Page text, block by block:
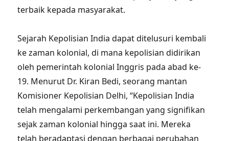
terbaik kepada masyarakat.
Sejarah Kepolisian India dapat ditelusuri kembali
ke zaman kolonial, di mana kepolisian didirikan
oleh pemerintah kolonial Inggris pada abad ke-
19. Menurut Dr. Kiran Bedi, seorang mantan
Komisioner Kepolisian Delhi, “Kepolisian India
telah mengalami perkembangan yang signifikan
sejak zaman kolonial hingga saat ini. Mereka
telah beradaptasi dengan berbagai perubahan